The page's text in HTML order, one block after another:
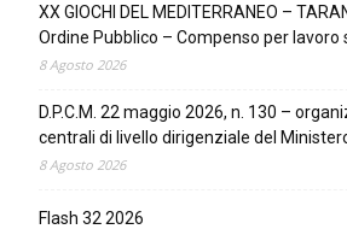
XX GIOCHI DEL MEDITERRANEO –
Ordine Pubblico – Compenso per lavoro
8 Agosto 2026
D.P.C.M. 22 maggio 2026, n. 130 –
centrali di livello dirigenziale del
8 Agosto 2026
Flash 32 2026